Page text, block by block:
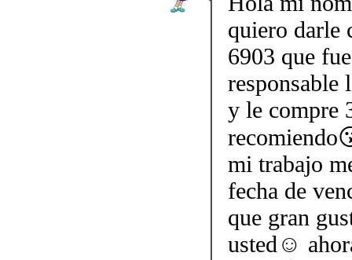
quiero darle
6903 que
responsable
y le compre
mi trabajo
fecha de
que gran
usted☺